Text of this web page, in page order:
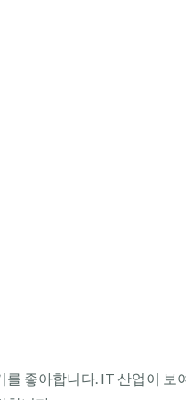
좋아합니다. IT 산업이 보